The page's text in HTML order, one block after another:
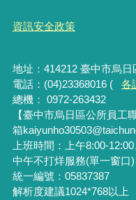
資訊安全政策
地址：414212 臺中市烏日
電話：(04)23368016 (
各
總機： 0972-263432
【臺中市烏日區公所員工
箱
上班時間：上午8:00-
中午不打烊服務(單一窗口
統一編號：05837387
解析度建議1024*768以上